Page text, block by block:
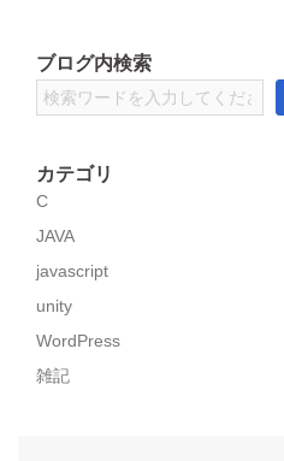
ブログ内検索
検
索
カテゴリ
C
JAVA
javascript
unity
WordPress
雑記